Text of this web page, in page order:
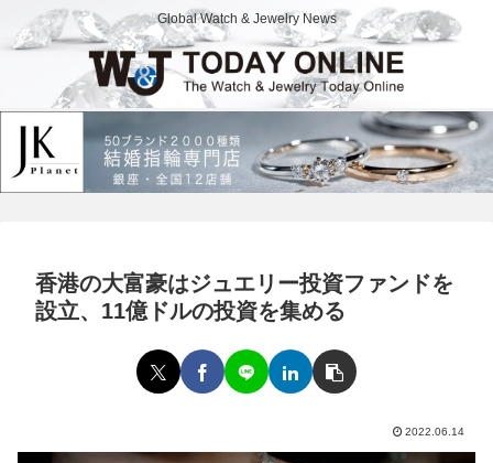
Global Watch & Jewelry News
香港の大富豪はジュエリー投資ファンドを
設立、11億ドルの投資を集める
2022.06.14